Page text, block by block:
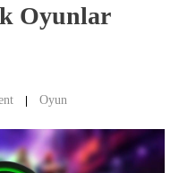
Oyunlar
Oyun